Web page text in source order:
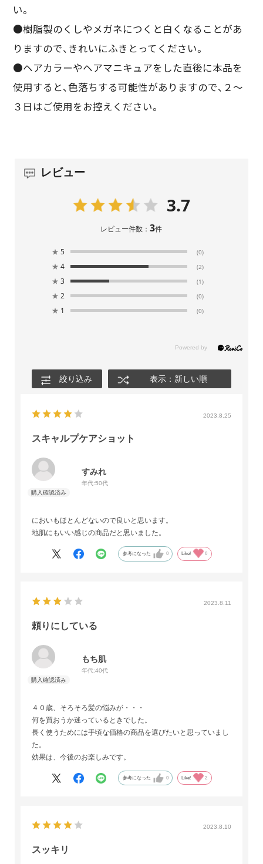
い。
●樹脂製のくしやメガネにつくと白くなることがあ
りますので、きれいにふきとってください。
●ヘアカラーやヘアマニキュアをした直後に本品を
使用すると、色落ちする可能性がありますので、２～
３日はご使用をお控えください。
レビュー
3.7
レビュー件数：3件
★ 5 (0)
★ 4 (2)
★ 3 (1)
★ 2 (0)
★ 1 (0)
絞り込み 表示：新しい順
2023.8.25
スキャルプケアショット
すみれ
年代:50代
においもほとんどないので良いと思います。
地肌にもいい感じの商品だと思いました。
参考になった 0 Like! 0
2023.8.11
頼りにしている
もち肌
年代:40代
４０歳、そろそろ髪の悩みが・・・
何を買おうか迷っているときでした。
長く使うためには手頃な価格の商品を選びたいと思っていまし
た。
効果は、今後のお楽しみです。
参考になった 0 Like! 2
2023.8.10
スッキリ